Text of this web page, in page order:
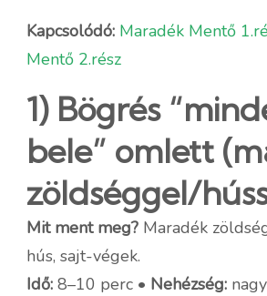
Kapcsolódó: Maradék Mentő
Mentő 2.rész
1) Bögrés
bele” omlett
zöldséggel/
Mit ment meg? Maradék
hús, sajt-végek.
Idő: 8–10 perc • Nehézség: